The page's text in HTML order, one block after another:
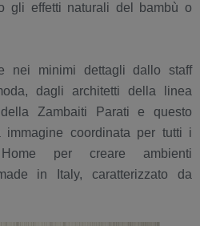
gli effetti naturali del bambù o
nei minimi dettagli dallo staff
dagli architetti della linea
Zambaiti Parati e questo
coordinata per tutti i
per creare ambienti
in Italy, caratterizzato da